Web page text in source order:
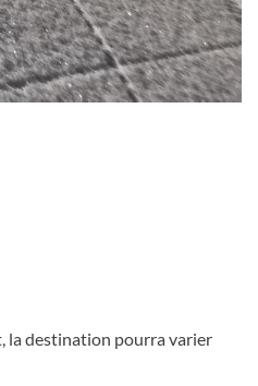
la destination pourra varier